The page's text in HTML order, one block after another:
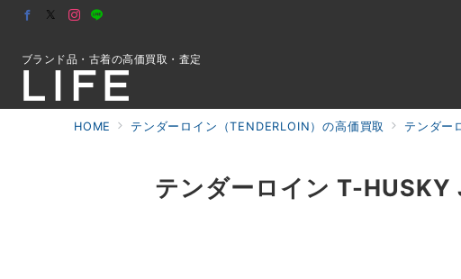
ブランド品・古着の高価買取・査定
HOME テンダーロイン（TENDERLOIN）の高価買取 テンダー
テンダーロイン T-HUSKY